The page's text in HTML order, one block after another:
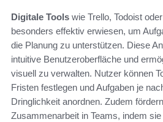
Digitale Tools wie Trello, Todoist
besonders effektiv erwiesen, um
die Planung zu unterstützen. Diese
intuitive Benutzeroberfläche und
visuell zu verwalten. Nutzer können
Fristen festlegen und Aufgaben je
Dringlichkeit anordnen. Zudem
Zusammenarbeit in Teams, indem